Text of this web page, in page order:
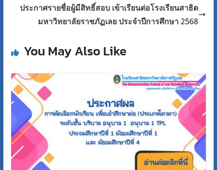
ประกาศรายชื่อผู้มีสิทธิ์สอบ เข้าเรียนต่อโรงเรียนสาธิต
มหาวิทยาลัยราชภัฏเลย ประจำปีการศึกษา 2568
You May Also Like